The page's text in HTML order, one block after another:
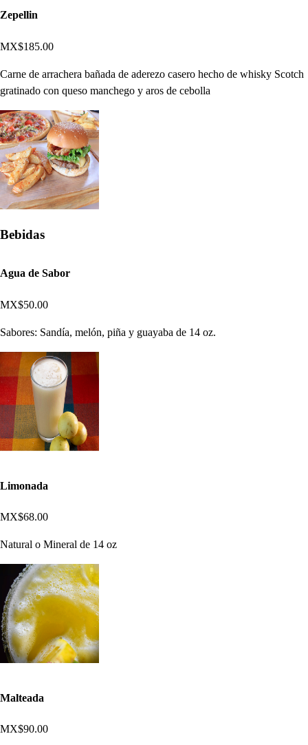
Zepellin
MX$185.00
Carne de arrachera bañada de aderezo casero hecho de whisky Scotch
gratinado con queso manchego y aros de cebolla
Bebidas
Agua de Sabor
MX$50.00
Sabores: Sandía, melón, piña y guayaba de 14 oz.
Limonada
MX$68.00
Natural o Mineral de 14 oz
Malteada
MX$90.00